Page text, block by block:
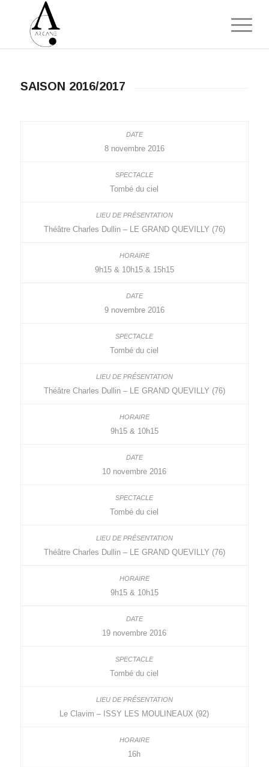
SAISON 2016/2017
8 novembre 2016
Tombé du ciel
Théâtre Charles Dullin – LE GRAND QUEVILLY (76)
9h15 & 10h15 & 15h15
9 novembre 2016
Tombé du ciel
Théâtre Charles Dullin – LE GRAND QUEVILLY (76)
9h15 & 10h15
10 novembre 2016
Tombé du ciel
Théâtre Charles Dullin – LE GRAND QUEVILLY (76)
9h15 & 10h15
19 novembre 2016
Tombé du ciel
Le Clavim – ISSY LES MOULINEAUX (92)
16h